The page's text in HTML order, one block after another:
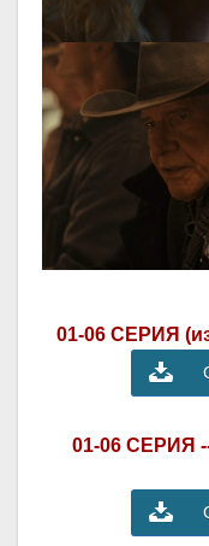
01-06 СЕРИЯ
01-06 СЕРИЯ